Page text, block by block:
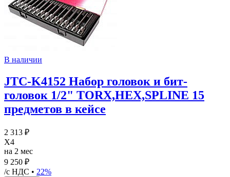
В наличии
JTC-K4152 Набор головок и бит-
головок 1/2" TORX,HEX,SPLINE 15
предметов в кейсе
2 313 ₽
X4
на 2 мес
9 250 ₽
/с НДС • 22%